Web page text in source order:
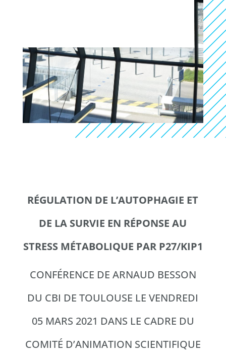
RÉGULATION DE L’AUTOPHAGIE ET
DE LA SURVIE EN RÉPONSE AU
STRESS MÉTABOLIQUE PAR P27/KIP1
CONFÉRENCE DE ARNAUD BESSON
DU CBI DE TOULOUSE LE VENDREDI
05 MARS 2021 DANS LE CADRE DU
COMITÉ D’ANIMATION SCIENTIFIQUE